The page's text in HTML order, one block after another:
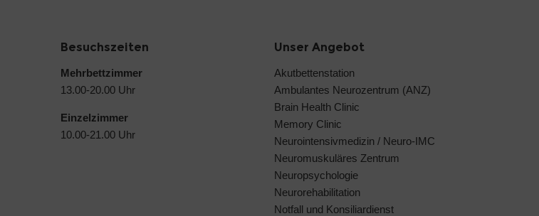
Besuchszeiten
Mehrbettzimmer
13.00-20.00 Uhr
Einzelzimmer
10.00-21.00 Uhr
Unser Angebot
Akutbettenstation
Ambulantes Neurozentrum (ANZ)
Brain Health Clinic
Memory Clinic
Neurointensivmedizin / Neuro-IMC
Neuromuskuläres Zentrum
Neuropsychologie
Neurorehabilitation
Notfall und Konsiliardienst